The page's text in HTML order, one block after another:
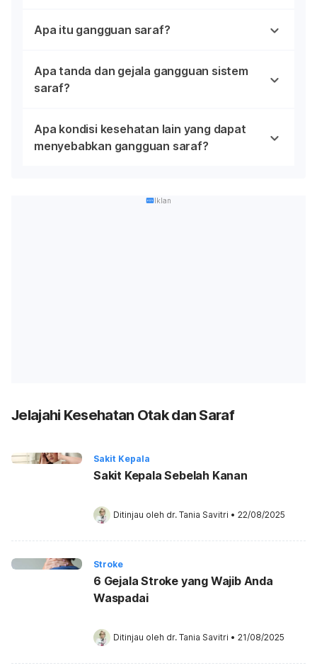
Apa itu gangguan saraf?
Apa tanda dan gejala gangguan sistem
saraf?
Apa kondisi kesehatan lain yang dapat
menyebabkan gangguan saraf?
Iklan
Jelajahi Kesehatan Otak dan Saraf
Sakit Kepala
Sakit Kepala Sebelah Kanan
Ditinjau oleh dr. Tania Savitri • 22/08/2025
Stroke
6 Gejala Stroke yang Wajib Anda
Waspadai
Ditinjau oleh dr. Tania Savitri • 21/08/2025